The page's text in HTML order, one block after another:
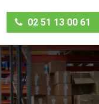
02 51 13 00 61